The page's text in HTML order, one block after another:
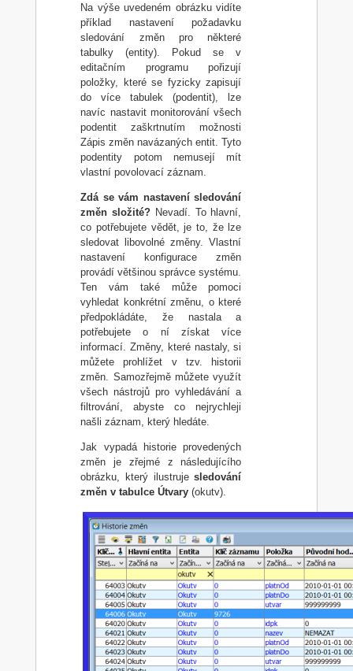
Na výše uvedeném obrázku vidíte
příklad nastavení požadavku
sledování změn pro některé
tabulky (entity). Pokud se v
editačním programu pořizují
položky, které se fyzicky zapisují
do více tabulek (podentit), lze
navíc nastavit monitorování všech
podentit zaškrtnutím možnosti
Zápis změn navázaných entit. Tyto
podentity potom nemusejí mít
vlastní povolovací záznam.
Zdá se vám nastavení sledování
změn složité?Nevadí. To hlavní,
co potřebujete vědět, je to, že lze
sledovat libovolné změny. Vlastní
nastavení konfigurace změn
provádí většinou správce systému.
Ten vám také může pomoci
vyhledat konkrétní změnu, o které
předpokládáte, že nastala a
potřebujete o ní získat více
informací. Změny, které nastaly, si
můžete prohlížet v tzv. historii
změn. Samozřejmě můžete využít
všech nástrojů pro vyhledávání a
filtrování, abyste co nejrychleji
našli záznam, který hledáte.
Jak vypadá historie provedených
změn je zřejmé z následujícího
obrázku, který ilustrujesledování
změn v tabulce Útvary (okutv).